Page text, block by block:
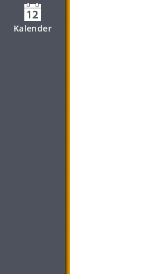
Kalender